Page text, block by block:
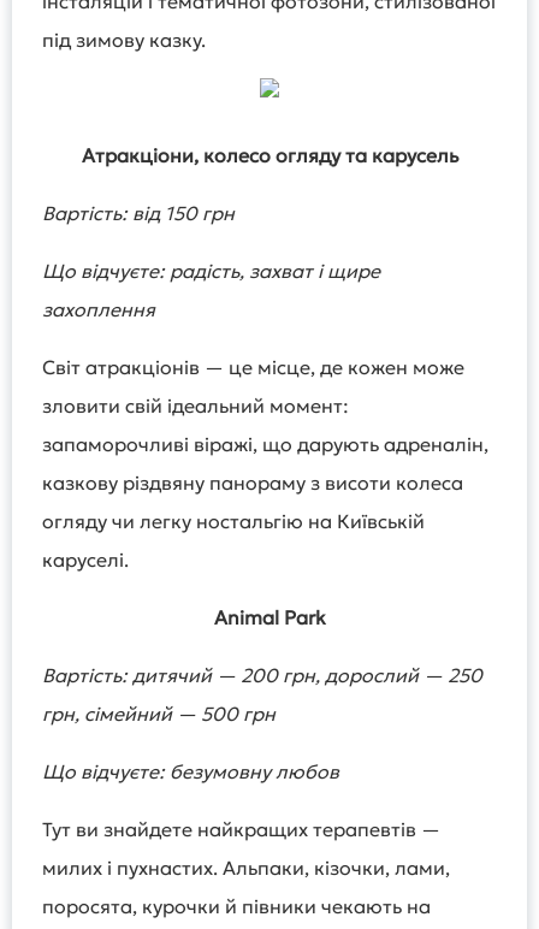
під зимову казку.
Атракціони, колесо огляду та карусель
Вартість: від 150 грн
Що відчуєте: радість, захват і щире
захоплення
Світ атракціонів — це місце, де кожен може
зловити свій ідеальний момент:
запаморочливі віражі, що дарують адреналін,
казкову різдвяну панораму з висоти колеса
огляду чи легку ностальгію на Київській
каруселі.
Animal Park
Вартість: дитячий — 200 грн, дорослий — 250
грн, сімейний — 500 грн
Що відчуєте: безумовну любов
Тут ви знайдете найкращих терапевтів —
милих і пухнастих. Альпаки, кізочки, лами,
поросята, курочки й півники чекають на